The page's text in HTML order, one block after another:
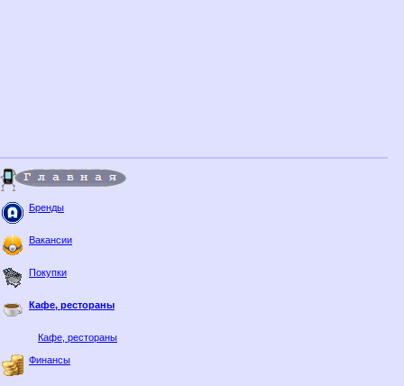
Бренды
Вакансии
Покупки
Кафе, рестораны
Кафе, рестораны
Финансы